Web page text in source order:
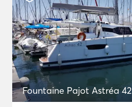
Fountaine Pajot Astréa 42